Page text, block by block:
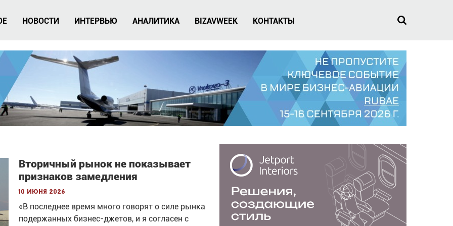
НОВОСТИ ИНТЕРВЬЮ АНАЛИТИКА BIZAVWEEK КОНТАКТЫ
Вторичный рынок не показывает
признаков замедления
10 июня 2026
«В последнее время много говорят о силе рынка
подержанных бизнес-джетов, и я согласен с